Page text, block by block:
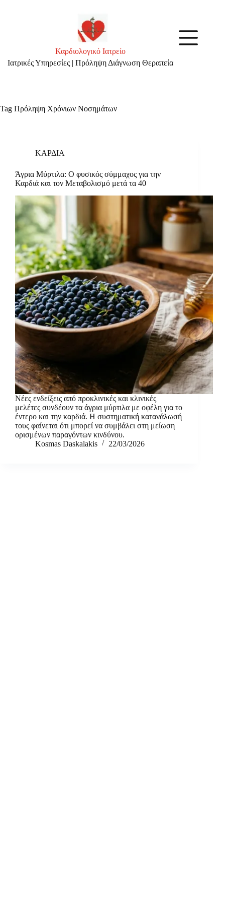
Καρδιολογικό Ιατρείο
Ιατρικές Υπηρεσίες | Πρόληψη Διάγνωση Θεραπεία
Tag Πρόληψη Χρόνιων Νοσημάτων
ΚΑΡΔΙΑ
Άγρια Μύρτιλα: Ο φυσικός σύμμαχος για την
Καρδιά και τον Μεταβολισμό μετά τα 40
Νέες ενδείξεις από προκλινικές και κλινικές
μελέτες συνδέουν τα άγρια μύρτιλα με οφέλη για το
έντερο και την καρδιά. Η συστηματική κατανάλωσή
τους φαίνεται ότι μπορεί να συμβάλει στη μείωση
ορισμένων παραγόντων κινδύνου.
Kosmas Daskalakis
22/03/2026